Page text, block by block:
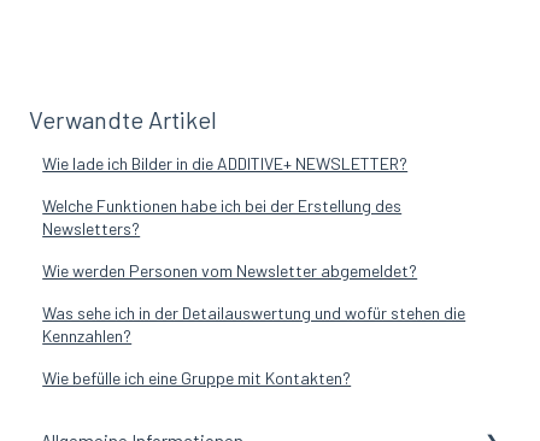
Verwandte Artikel
Wie lade ich Bilder in die ADDITIVE+ NEWSLETTER?
Welche Funktionen habe ich bei der Erstellung des
Newsletters?
Wie werden Personen vom Newsletter abgemeldet?
Was sehe ich in der Detailauswertung und wofür stehen die
Kennzahlen?
Wie befülle ich eine Gruppe mit Kontakten?